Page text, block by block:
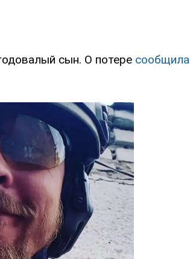
сын. О потере сообщила